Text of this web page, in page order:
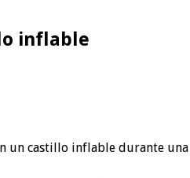
inflable
un castillo inflable durante